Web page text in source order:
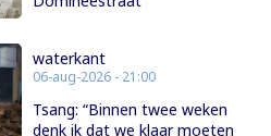
waterkant
06-aug-2026 - 21:00
Tsang: “Binnen twee weken
denk ik dat we klaar moeten